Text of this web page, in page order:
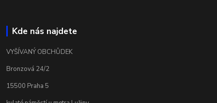
Kde nás najdete
VYŠÍVANÝ OBCHŮDEK
Bronzová 24/2
15500 Praha 5